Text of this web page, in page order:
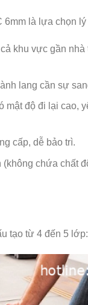
là lựa chọn
khu vực gần
lang cần sự
mật độ đi lại cao,
cấp, dễ bảo trì.
(không chứa chất
tạo từ 4 đến 5 lớp: